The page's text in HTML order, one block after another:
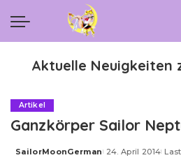
Aktuelle Neuigkeiten
Artikel
Ganzkörper Sailor
Posted
SailorMoonGerman 24. April 2014